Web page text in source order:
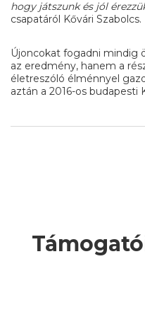
hogy játszunk és jól
csapatáról Kővári Szabolcs.
Újoncokat fogadni mindig
az eredmény, hanem a
életreszóló élménnyel
aztán a 2016-os budapesti